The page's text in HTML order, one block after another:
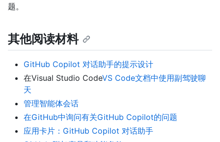
题。
其他阅读材料
GitHub Copilot 对话助手的提示设计
在Visual Studio CodeVS Code文档中使用副驾驶聊
天
管理智能体会话
在GitHub中询问有关GitHub Copilot的问题
应用卡片：GitHub Copilot 对话助手